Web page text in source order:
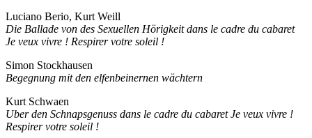
Luciano Berio, Kurt Weill
Die Ballade von des Sexuellen Hörigkeit dans le cadre du cabaret
Je veux vivre ! Respirer votre soleil !
Simon Stockhausen
Begegnung mit den elfenbeinernen wächtern
Kurt Schwaen
Uber den Schnapsgenuss dans le cadre du cabaret Je veux vivre !
Respirer votre soleil !